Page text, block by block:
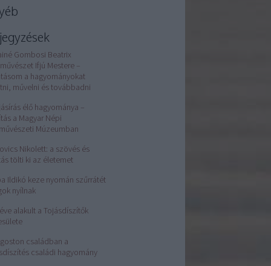
Gombosi Beatrix
Ifjú Mestere –
a hagyományokat
művelni és továbbadni
élő hagyománya –
a Magyar Népi
Múzeumban
Nikolett: a szövés és
tölti ki az életemet
Ildikó keze nyomán szűrrátét
nyílnak
alakult a Tojásdíszítők
családban a
családi hagyomány